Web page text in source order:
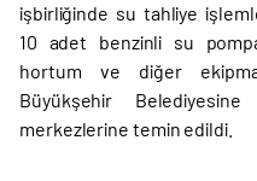
işbirliğinde su tahliye
10 adet benzinli su
hortum ve diğer
Büyükşehir
merkezlerine temin edildi.